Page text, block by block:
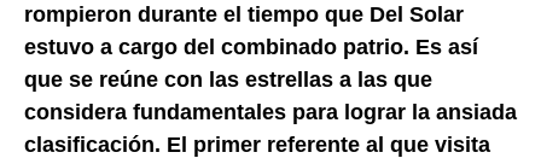
rompieron durante el tiempo que Del Solar
estuvo a cargo del combinado patrio. Es así
que se reúne con las estrellas a las que
considera fundamentales para lograr la ansiada
clasificación. El primer referente al que visita